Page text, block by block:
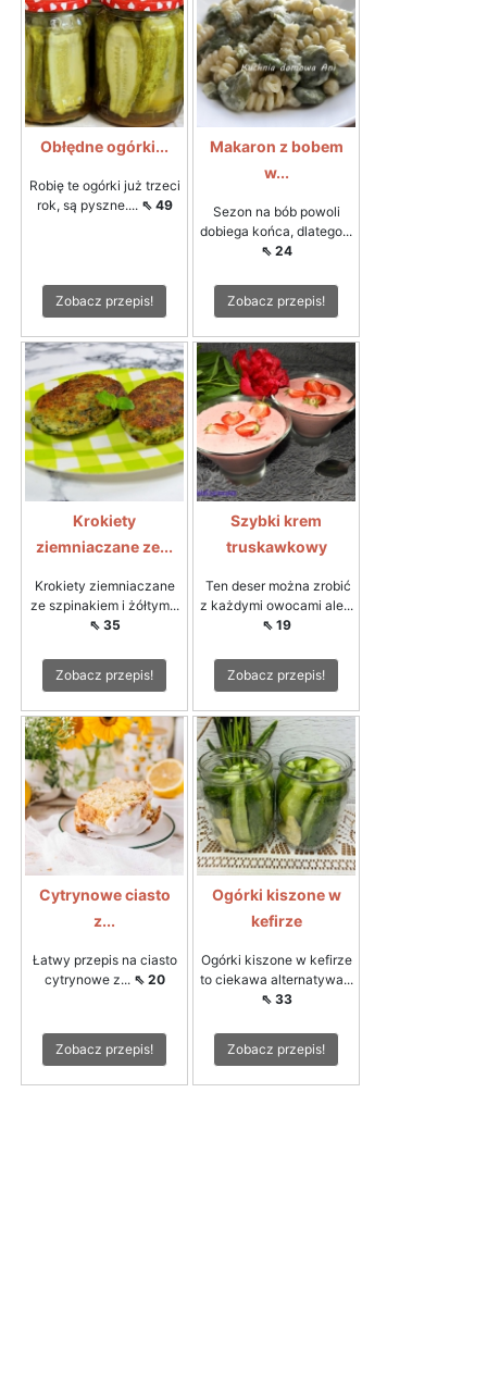
Obłędne ogórki...
Robię te ogórki już trzeci
rok, są pyszne.... ⇖ 49
Zobacz przepis!
Makaron z bobem
w...
Sezon na bób powoli
dobiega końca, dlatego...
⇖ 24
Zobacz przepis!
Krokiety
ziemniaczane ze...
Krokiety ziemniaczane
ze szpinakiem i żółtym...
⇖ 35
Zobacz przepis!
Szybki krem
truskawkowy
Ten deser można zrobić
z każdymi owocami ale...
⇖ 19
Zobacz przepis!
Cytrynowe ciasto
z...
Łatwy przepis na ciasto
cytrynowe z... ⇖ 20
Zobacz przepis!
Ogórki kiszone w
kefirze
Ogórki kiszone w kefirze
to ciekawa alternatywa...
⇖ 33
Zobacz przepis!